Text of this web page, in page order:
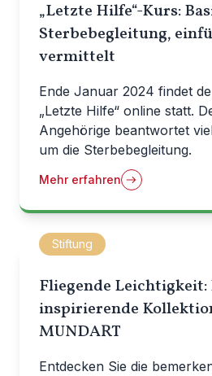
„Letzte Hilfe“-Kurs:
Sterbebegleitung,
vermittelt
Ende Januar 2024 findet
„Letzte Hilfe“ online statt.
Angehörige beantwortet
um die Sterbebegleitung.
Mehr erfahren
Stiftung
Fliegende Leichtigkeit:
inspirierende
MUNDART
Entdecken Sie die